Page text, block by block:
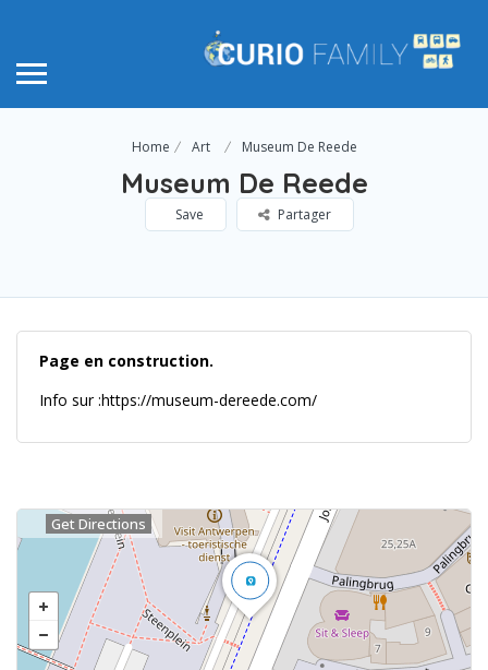
Home Art Museum De Reede
Museum De Reede
Save Partager
Page en construction.
Info sur :https://museum-dereede.com/
Get Directions